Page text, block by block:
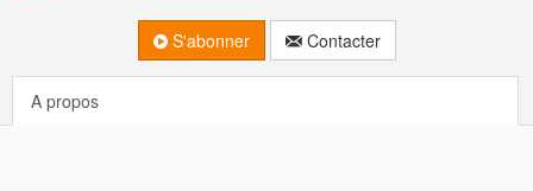
S'abonner Contacter
A propos